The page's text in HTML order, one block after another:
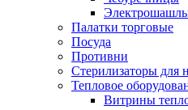
Палатки торговые
Посуда
Противни
Стерилизаторы для
Тепловое
Витрины